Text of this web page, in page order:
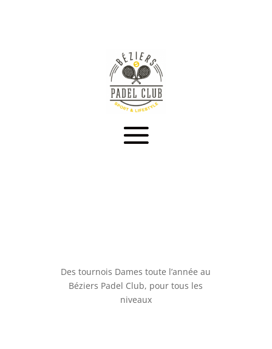
Des tournois Dames toute l’année au
Béziers Padel Club, pour tous les
niveaux